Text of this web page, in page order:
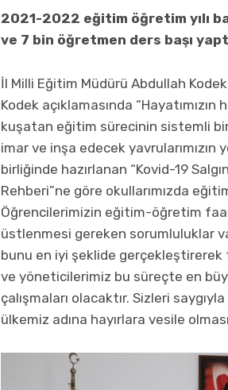
2021-2022 eğitim öğretim yılı
ve 7 bin öğretmen ders başı
İl Milli Eğitim Müdürü Abdullah
Kodek açıklamasında
kuşatan eğitim sürecinin sistemli
imar ve inşa edecek yavrularımızın
birliğinde hazırlanan “Kovid-19
Rehberi”ne göre okullarımızda
Öğrencilerimizin eğitim-öğretim
üstlenmesi gereken sorumluluklar
bunu en iyi şeklide
ve yöneticilerimiz bu süreçte en
çalışmaları olacaktır. Sizleri
ülkemiz adına hayırlara vesile